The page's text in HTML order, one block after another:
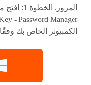
الكمبيوتر الخاص بك